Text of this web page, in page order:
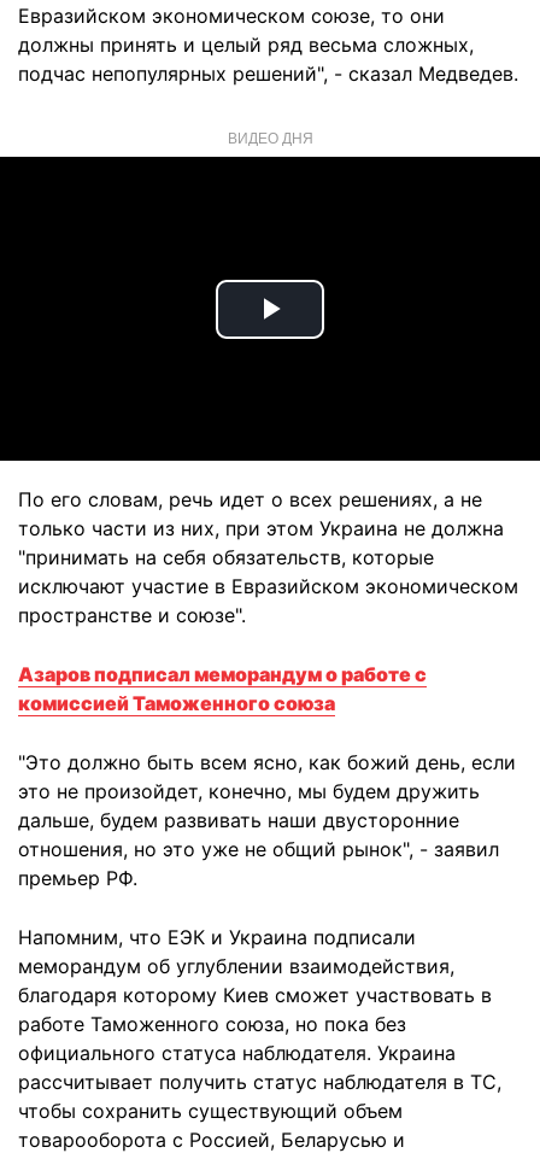
Евразийском экономическом союзе, то они
должны принять и целый ряд весьма сложных,
подчас непопулярных решений", - сказал Медведев.
ВИДЕО ДНЯ
Play
По его словам, речь идет о всех решениях, а не
только части из них, при этом Украина не должна
"принимать на себя обязательств, которые
исключают участие в Евразийском экономическом
пространстве и союзе".
Азаров подписал меморандум о работе с
комиссией Таможенного союза
"Это должно быть всем ясно, как божий день, если
это не произойдет, конечно, мы будем дружить
дальше, будем развивать наши двусторонние
отношения, но это уже не общий рынок", - заявил
премьер РФ.
Напомним, что ЕЭК и Украина подписали
меморандум об углублении взаимодействия,
благодаря которому Киев сможет участвовать в
работе Таможенного союза, но пока без
официального статуса наблюдателя. Украина
рассчитывает получить статус наблюдателя в ТС,
чтобы сохранить существующий объем
товарооборота с Россией, Беларусью и